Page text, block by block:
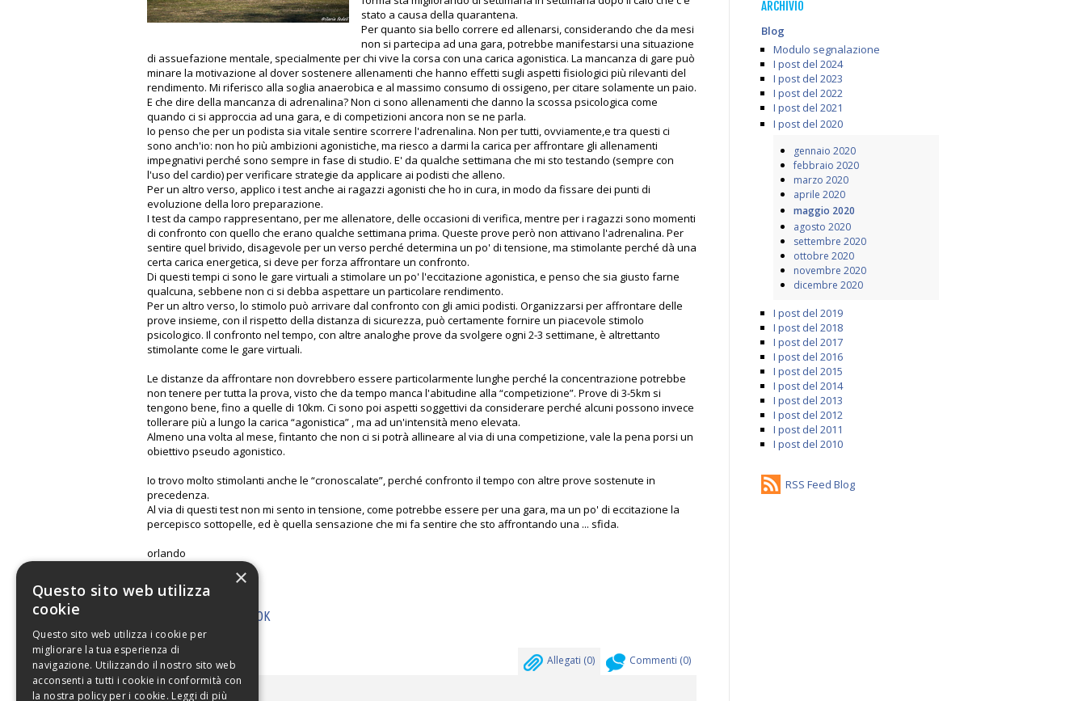
stato a causa della quarantena.
Per quanto sia bello correre ed allenarsi, considerando che da mesi
non si partecipa ad una gara, potrebbe manifestarsi una situazione
di assuefazione mentale, specialmente per chi vive la corsa con una carica agonistica. La mancanza di gare può
minare la motivazione al dover sostenere allenamenti che hanno effetti sugli aspetti fisiologici più rilevanti del
rendimento. Mi riferisco alla soglia anaerobica e al massimo consumo di ossigeno, per citare solamente un paio.
E che dire della mancanza di adrenalina? Non ci sono allenamenti che danno la scossa psicologica come
quando ci si approccia ad una gara, e di competizioni ancora non se ne parla.
Io penso che per un podista sia vitale sentire scorrere l'adrenalina. Non per tutti, ovviamente,e tra questi ci
sono anch'io: non ho più ambizioni agonistiche, ma riesco a darmi la carica per affrontare gli allenamenti
impegnativi perché sono sempre in fase di studio. E' da qualche settimana che mi sto testando (sempre con
l'uso del cardio) per verificare strategie da applicare ai podisti che alleno.
Per un altro verso, applico i test anche ai ragazzi agonisti che ho in cura, in modo da fissare dei punti di
evoluzione della loro preparazione.
I test da campo rappresentano, per me allenatore, delle occasioni di verifica, mentre per i ragazzi sono momenti
di confronto con quello che erano qualche settimana prima. Queste prove però non attivano l'adrenalina. Per
sentire quel brivido, disagevole per un verso perché determina un po' di tensione, ma stimolante perché dà una
certa carica energetica, si deve per forza affrontare un confronto.
Di questi tempi ci sono le gare virtuali a stimolare un po' l'eccitazione agonistica, e penso che sia giusto farne
qualcuna, sebbene non ci si debba aspettare un particolare rendimento.
Per un altro verso, lo stimolo può arrivare dal confronto con gli amici podisti. Organizzarsi per affrontare delle
prove insieme, con il rispetto della distanza di sicurezza, può certamente fornire un piacevole stimolo
psicologico. Il confronto nel tempo, con altre analoghe prove da svolgere ogni 2-3 settimane, è altrettanto
stimolante come le gare virtuali.
Le distanze da affrontare non dovrebbero essere particolarmente lunghe perché la concentrazione potrebbe
non tenere per tutta la prova, visto che da tempo manca l'abitudine alla “competizione”. Prove di 3-5km si
tengono bene, fino a quelle di 10km. Ci sono poi aspetti soggettivi da considerare perché alcuni possono invece
tollerare più a lungo la carica “agonistica” , ma ad un'intensità meno elevata.
Almeno una volta al mese, fintanto che non ci si potrà allineare al via di una competizione, vale la pena porsi un
obiettivo pseudo agonistico.
Io trovo molto stimolanti anche le “cronoscalate”, perché confronto il tempo con altre prove sostenute in
precedenza.
Al via di questi test non mi sento in tensione, come potrebbe essere per una gara, ma un po' di eccitazione la
percepisco sottopelle, ed è quella sensazione che mi fa sentire che sto affrontando una ... sfida.
orlando
LEGGI SU FACEBOOK
Allegati (0) Commenti (0)
ARCHIVIO
Blog
Modulo segnalazione
I post del 2024
I post del 2023
I post del 2022
I post del 2021
I post del 2020
gennaio 2020
febbraio 2020
marzo 2020
aprile 2020
maggio 2020
agosto 2020
settembre 2020
ottobre 2020
novembre 2020
dicembre 2020
I post del 2019
I post del 2018
I post del 2017
I post del 2016
I post del 2015
I post del 2014
I post del 2013
I post del 2012
I post del 2011
I post del 2010
RSS Feed Blog
×
Questo sito web utilizza
cookie
Questo sito web utilizza i cookie per
migliorare la tua esperienza di
navigazione. Utilizzando il nostro sito web
acconsenti a tutti i cookie in conformità con
la nostra policy per i cookie. Leggi di più